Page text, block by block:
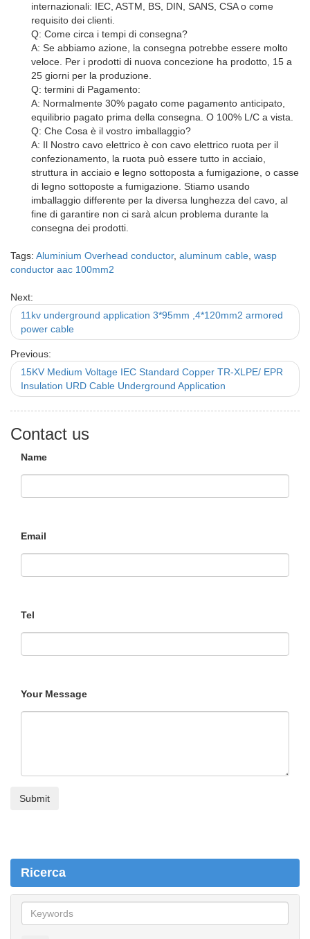
internazionali: IEC, ASTM, BS, DIN, SANS, CSA o come
requisito dei clienti.
Q: Come circa i tempi di consegna?
A: Se abbiamo azione, la consegna potrebbe essere molto
veloce. Per i prodotti di nuova concezione ha prodotto, 15 a
25 giorni per la produzione.
Q: termini di Pagamento:
A: Normalmente 30% pagato come pagamento anticipato,
equilibrio pagato prima della consegna. O 100% L/C a vista.
Q: Che Cosa è il vostro imballaggio?
A: Il Nostro cavo elettrico è con cavo elettrico ruota per il
confezionamento, la ruota può essere tutto in acciaio,
struttura in acciaio e legno sottoposta a fumigazione, o casse
di legno sottoposte a fumigazione. Stiamo usando
imballaggio differente per la diversa lunghezza del cavo, al
fine di garantire non ci sarà alcun problema durante la
consegna dei prodotti.
Tags: Aluminium Overhead conductor, aluminum cable wasp
conductor aac 100mm2
Next:
11kv underground application 3*95mm ,4*120mm2 armored
power cable
Previous:
15KV Medium Voltage IEC Standard Copper TR-XLPE/ EPR
Insulation URD Cable Underground Application
Contact us
Name
Email
Tel
Your Message
Ricerca
i